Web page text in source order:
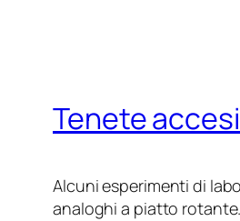
Tenete
Alcuni esperimenti di
analoghi a piatto rotante.